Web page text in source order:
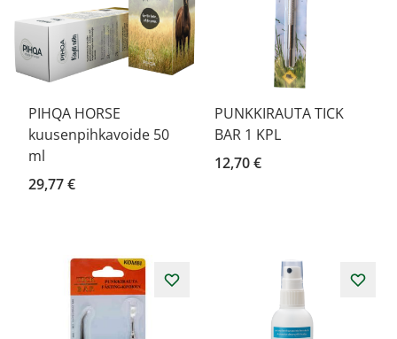
PIHQA HORSE
kuusenpihkavoide 50
ml
29,77 €
PUNKKIRAUTA TICK
BAR 1 KPL
12,70 €